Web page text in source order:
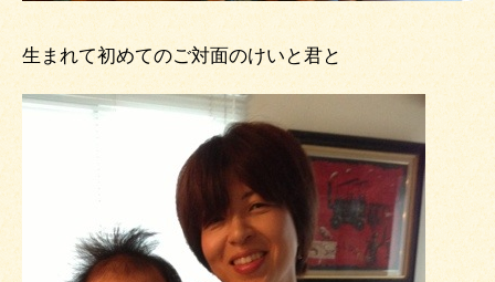
生まれて初めてのご対面のけいと君と